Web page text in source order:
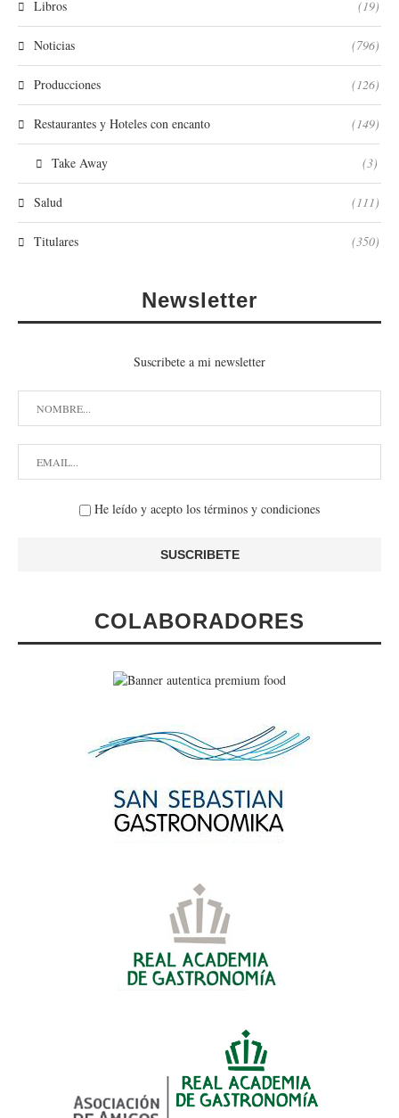
Libros (19)
Noticias (796)
Producciones (126)
Restaurantes y Hoteles con encanto (149)
Take Away (3)
Salud (111)
Titulares (350)
Newsletter
Suscribete a mi newsletter
He leído y acepto los términos y condiciones
COLABORADORES